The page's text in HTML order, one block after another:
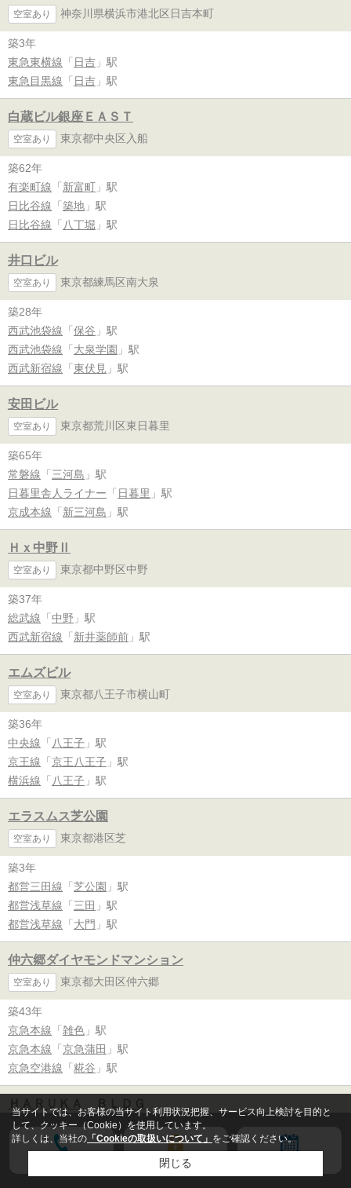
空室あり 神奈川県横浜市港北区日吉本町
築3年
東急東横線 「 日吉 」駅
東急目黒線 「 日吉 」駅
白蔵ビル銀座ＥＡＳＴ
空室あり 東京都中央区入船
築62年
有楽町線 「 新富町 」駅
日比谷線 「 築地 」駅
日比谷線 「 八丁堀 」駅
井口ビル
空室あり 東京都練馬区南大泉
築28年
西武池袋線 「 保谷 」駅
西武池袋線 「 大泉学園 」駅
西武新宿線 「 東伏見 」駅
安田ビル
空室あり 東京都荒川区東日暮里
築65年
常磐線 「 三河島 」駅
日暮里舎人ライナー 「 日暮里 」駅
京成本線 「 新三河島 」駅
Ｈｘ中野Ⅱ
空室あり 東京都中野区中野
築37年
総武線 「 中野 」駅
西武新宿線 「 新井薬師前 」駅
エムズビル
空室あり 東京都八王子市横山町
築36年
中央線 「 八王子 」駅
京王線 「 京王八王子 」駅
横浜線 「 八王子 」駅
エラスムス芝公園
空室あり 東京都港区芝
築3年
都営三田線 「 芝公園 」駅
都営浅草線 「 三田 」駅
都営浅草線 「 大門 」駅
仲六郷ダイヤモンドマンション
空室あり 東京都大田区仲六郷
築43年
京急本線 「 雑色 」駅
京急本線 「 京急蒲田 」駅
京急空港線 「 糀谷 」駅
空室あり 神奈川県川崎市高津区溝口
築7年
東急田園都市線「溝の口」駅
会員登録
当サイトでは、お客様の当サイト利用状況把握、サービス向上検討を目的と
して、クッキー（Cookie）を使用しています。
詳しくは、当社の 「Cookieの取扱いについて」 をご確認ください。
閉じる